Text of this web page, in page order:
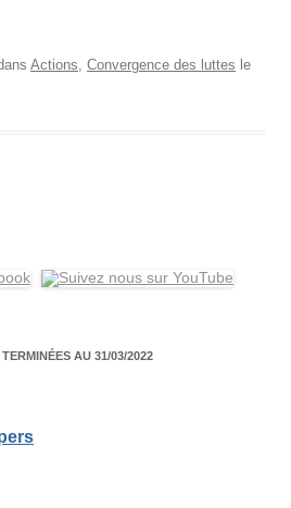
Actions, Convergence des luttes le
AU 31/03/2022